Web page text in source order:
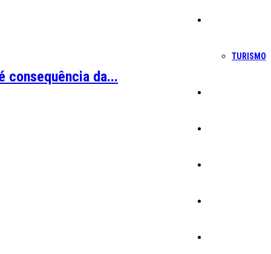
TURISMO
consequência da...